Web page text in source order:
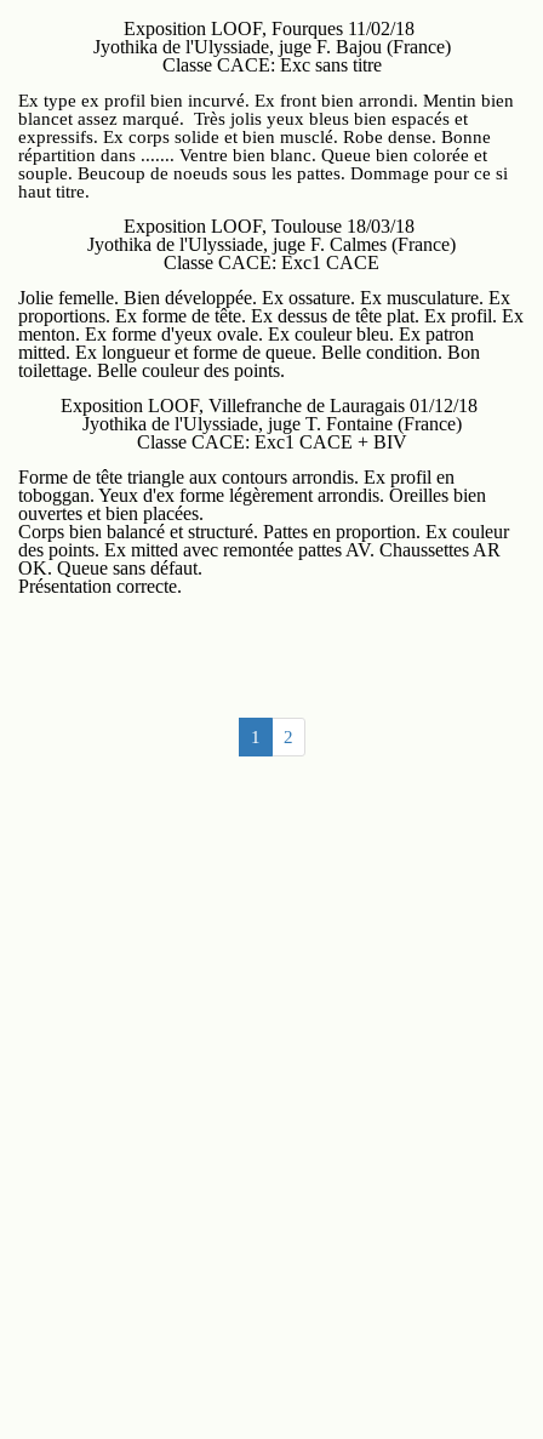
Exposition LOOF, Fourques 11/02/18
Jyothika de l'Ulyssiade, juge F. Bajou (France)
Classe CACE: Exc sans titre
Ex type ex profil bien incurvé. Ex front bien arrondi. Mentin bien
blancet assez marqué. Très jolis yeux bleus bien espacés et
expressifs. Ex corps solide et bien musclé. Robe dense. Bonne
répartition dans ....... Ventre bien blanc. Queue bien colorée et
souple. Beucoup de noeuds sous les pattes. Dommage pour ce si
haut titre.
Exposition LOOF, Toulouse 18/03/18
Jyothika de l'Ulyssiade, juge F. Calmes (France)
Classe CACE: Exc1 CACE
Jolie femelle. Bien développée. Ex ossature. Ex musculature. Ex
proportions. Ex forme de tête. Ex dessus de tête plat. Ex profil. Ex
menton. Ex forme d'yeux ovale. Ex couleur bleu. Ex patron
mitted. Ex longueur et forme de queue. Belle condition. Bon
toilettage. Belle couleur des points.
Exposition LOOF, Villefranche de Lauragais 01/12/18
Jyothika de l'Ulyssiade, juge T. Fontaine (France)
Classe CACE: Exc1 CACE + BIV
Forme de tête triangle aux contours arrondis. Ex profil en
toboggan. Yeux d'ex forme légèrement arrondis. Oreilles bien
ouvertes et bien placées.
Corps bien balancé et structuré. Pattes en proportion. Ex couleur
des points. Ex mitted avec remontée pattes AV. Chaussettes AR
OK. Queue sans défaut.
Présentation correcte.
1 2